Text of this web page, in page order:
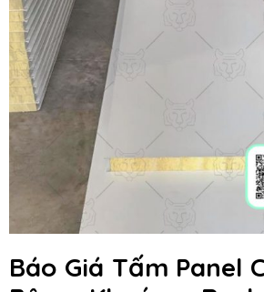
Báo Giá Tấm Panel